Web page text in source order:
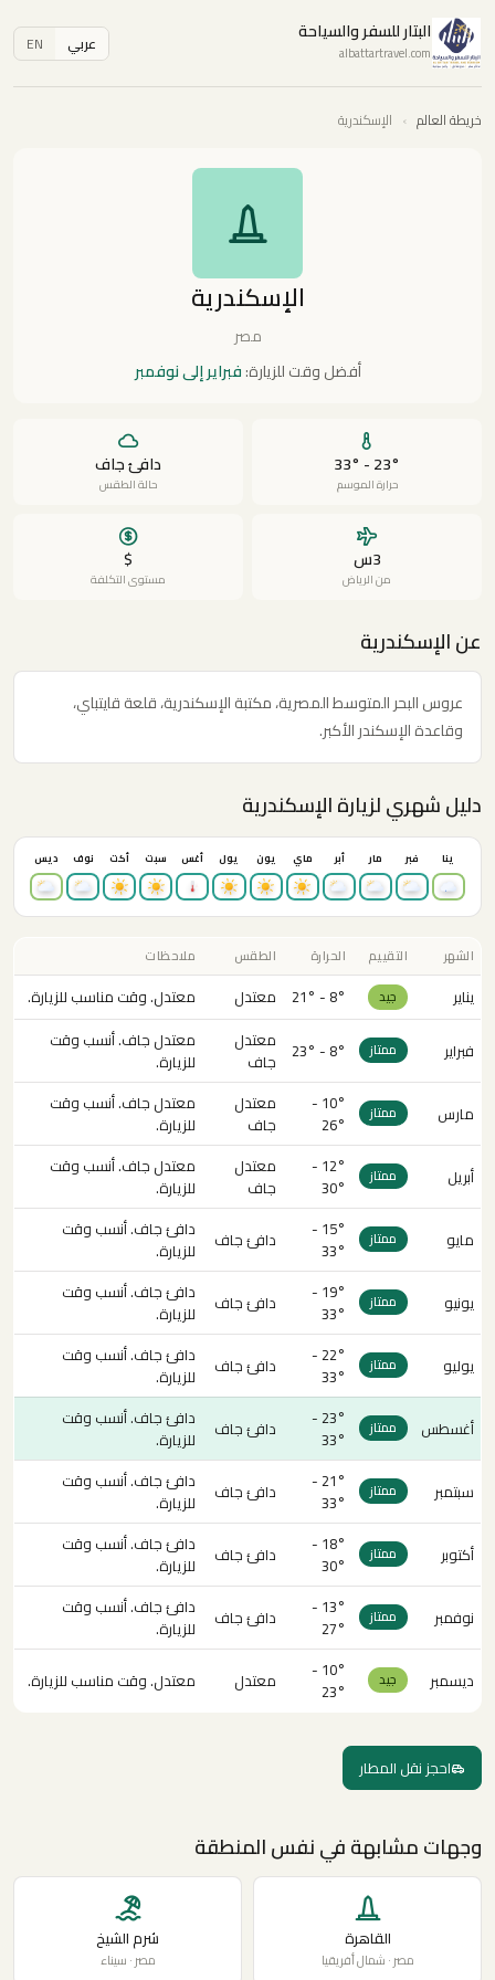
البتار للسفر والسياحة
albattartravel.com عربي EN
خريطة العالم › الإسكندرية
الإسكندرية
مصر
أفضل وقت للزيارة:فبراير إلى نوفمبر
23° - 33°
حرارة الموسم
دافئ جاف
حالة الطقس
3س
من الرياض
$
مستوى التكلفة
عن الإسكندرية
عروس البحر المتوسط المصرية، مكتبة الإسكندرية، قلعة قايتباي،
وقاعدة الإسكندر الأكبر.
دليل شهري لزيارة الإسكندرية
ينا فبر مار أبر ماي يون يول أغس سبت أكت نوف ديس
الشهر التقييم الحرارة الطقس ملاحظات
يناير جيد 8° - 21° معتدل معتدل. وقت مناسب للزيارة.
فبراير ممتاز 8° - 23°
معتدل
جاف
معتدل جاف. أنسب وقت
للزيارة.
مارس
ممتاز
10° -
26°
معتدل
جاف
معتدل جاف. أنسب وقت
للزيارة.
أبريل
ممتاز
12° -
30°
معتدل
جاف
معتدل جاف. أنسب وقت
للزيارة.
مايو
ممتاز
15° -
33°
دافئ جاف
دافئ جاف. أنسب وقت
للزيارة.
يونيو
ممتاز
19° -
33°
دافئ جاف
دافئ جاف. أنسب وقت
للزيارة.
يوليو
ممتاز
22° -
33°
دافئ جاف
دافئ جاف. أنسب وقت
للزيارة.
أغسطس
ممتاز
23° -
33°
دافئ جاف
دافئ جاف. أنسب وقت
للزيارة.
سبتمبر
ممتاز
21° -
33°
دافئ جاف
دافئ جاف. أنسب وقت
للزيارة.
أكتوبر
ممتاز
18° -
30°
دافئ جاف
دافئ جاف. أنسب وقت
للزيارة.
نوفمبر
ممتاز
13° -
27°
دافئ جاف
دافئ جاف. أنسب وقت
للزيارة.
ديسمبر
جيد
10° -
23°
معتدل معتدل. وقت مناسب للزيارة.
احجز نقل المطار
وجهات مشابهة في نفس المنطقة
القاهرة
مصر · شمال أفريقيا
شرم الشيخ
مصر · سيناء